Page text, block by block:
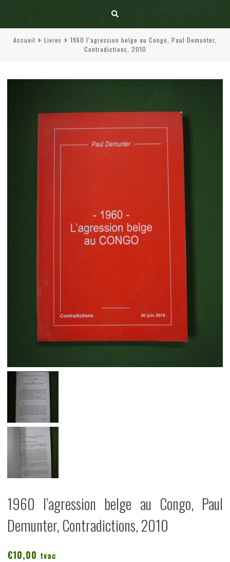
Accueil Livres
1960 l’agression belge au Congo, Paul Demunter,
Contradictions, 2010
1960 l’agression belge au Congo, Paul
Demunter, Contradictions, 2010
€10,00 tvac